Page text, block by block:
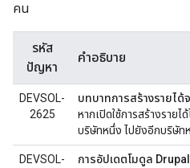
คน
รหัส
ปัญหา
คำอธิบาย
DEVSOL-
2625
บทบาทการสร้างรายไ
หากเปิดใช้การสร้างราย
บริษัทหนึ่ง ไปยังอีกบริษัท
DEVSOL-
การอัปเดตโมดูล Drupal